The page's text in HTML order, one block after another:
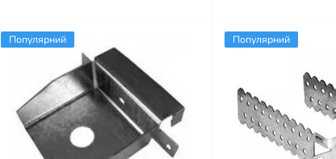
Популярний Популярний